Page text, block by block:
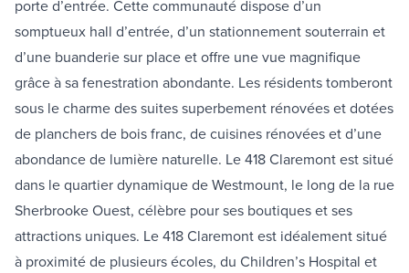
porte d’entrée. Cette communauté dispose d’un
somptueux hall d’entrée, d’un stationnement souterrain et
d’une buanderie sur place et offre une vue magnifique
grâce à sa fenestration abondante. Les résidents tomberont
sous le charme des suites superbement rénovées et dotées
de planchers de bois franc, de cuisines rénovées et d’une
abondance de lumière naturelle. Le 418 Claremont est situé
dans le quartier dynamique de Westmount, le long de la rue
Sherbrooke Ouest, célèbre pour ses boutiques et ses
attractions uniques. Le 418 Claremont est idéalement situé
à proximité de plusieurs écoles, du Children’s Hospital et